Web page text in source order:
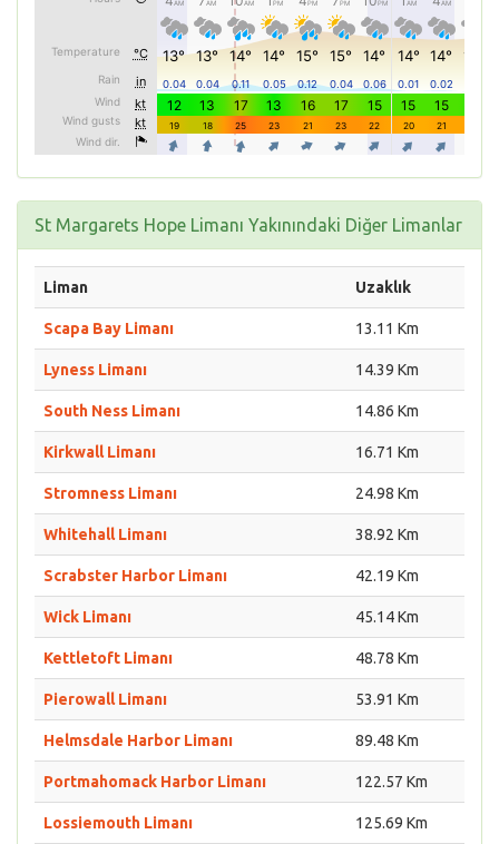
St Margarets Hope Limanı Yakınındaki Diğer Limanlar
Liman Uzaklık
Scapa Bay Limanı 13.11 Km
Lyness Limanı 14.39 Km
South Ness Limanı 14.86 Km
Kirkwall Limanı 16.71 Km
Stromness Limanı 24.98 Km
Whitehall Limanı 38.92 Km
Scrabster Harbor Limanı 42.19 Km
Wick Limanı 45.14 Km
Kettletoft Limanı 48.78 Km
Pierowall Limanı 53.91 Km
Helmsdale Harbor Limanı 89.48 Km
Portmahomack Harbor Limanı 122.57 Km
Lossiemouth Limanı 125.69 Km